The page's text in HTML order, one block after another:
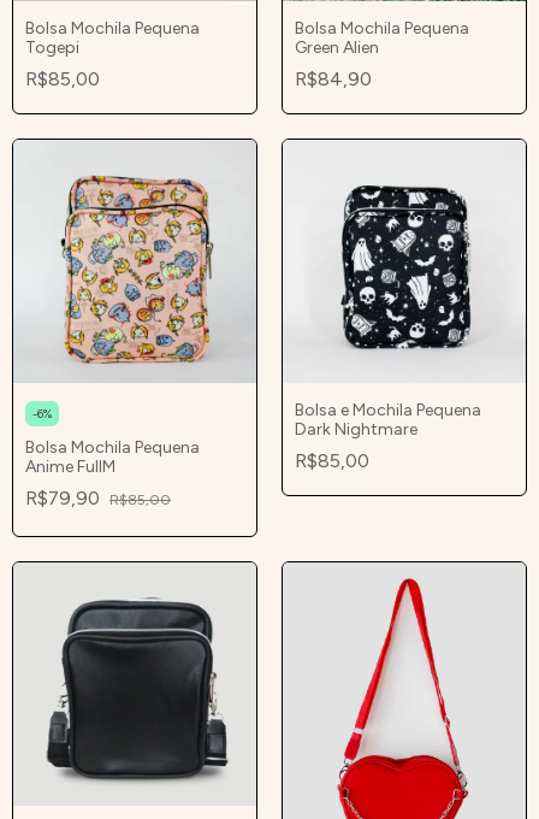
Bolsa Mochila Pequena
Togepi
R$85,00
Bolsa Mochila Pequena
Green Alien
R$84,90
-6%
Bolsa Mochila Pequena
Anime FullM
R$79,90 R$85,00
Bolsa e Mochila Pequena
Dark Nightmare
R$85,00